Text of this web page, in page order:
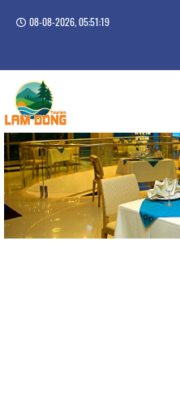
08-08-2026, 05:51:20